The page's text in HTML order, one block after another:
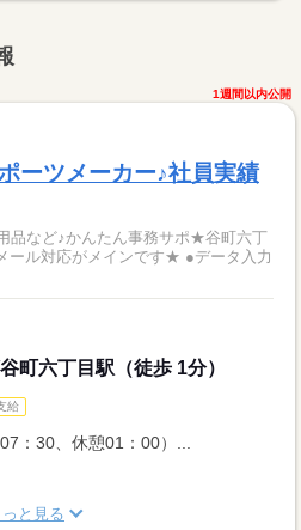
1週間以内公開
ーツメーカー♪社員実績
品など♪かんたん事務サポ★谷町六丁
町六丁目駅（徒歩 1分）
給
：30、休憩01：00）...
っと見る